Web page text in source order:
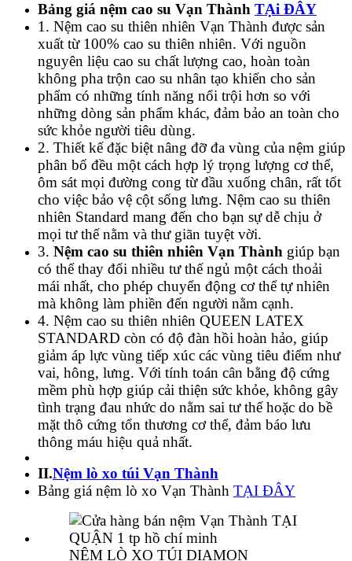
Bảng giá nệm cao su Vạn Thành TẠi ĐÂY
1. Nệm cao su thiên nhiên Vạn Thành được sản
xuất từ 100% cao su thiên nhiên. Với nguồn
nguyên liệu cao su chất lượng cao, hoàn toàn
không pha trộn cao su nhân tạo khiến cho sản
phẩm có những tính năng nổi trội hơn so với
những dòng sản phẩm khác, đảm bảo an toàn cho
sức khỏe người tiêu dùng.
2. Thiết kế đặc biệt nâng đỡ đa vùng của nệm giúp
phân bố đều một cách hợp lý trọng lượng cơ thể,
ôm sát mọi đường cong từ đầu xuống chân, rất tốt
cho việc bảo vệ cột sống lưng. Nệm cao su thiên
nhiên Standard mang đến cho bạn sự dễ chịu ở
mọi tư thế nằm và thư giãn tuyệt vời.
3. Nệm cao su thiên nhiên Vạn Thành giúp bạn
có thể thay đổi nhiều tư thế ngủ một cách thoải
mái nhất, cho phép chuyển động cơ thể tự nhiên
mà không làm phiền đến người nằm cạnh.
4. Nệm cao su thiên nhiên QUEEN LATEX
STANDARD còn có độ đàn hồi hoàn hảo, giúp
giảm áp lực vùng tiếp xúc các vùng tiêu điểm như
vai, hông, lưng. Với tính toán cân bằng độ cứng
mềm phù hợp giúp cải thiện sức khỏe, không gây
tình trạng đau nhức do nằm sai tư thế hoặc do bề
mặt thô cứng tổn thương cơ thể, đảm báo lưu
thông máu hiệu quả nhất.
II.Nệm lò xo túi Vạn Thành
Bảng giá nệm lò xo Vạn Thành TẠI ĐÂY
NỆM LÒ XO TÚI DIAMON